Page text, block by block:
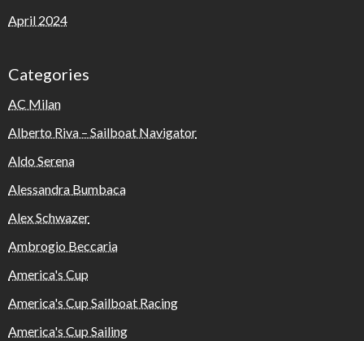
April 2024
Categories
AC Milan
Alberto Riva – Sailboat Navigator
Aldo Serena
Alessandra Bumbaca
Alex Schwazer
Ambrogio Beccaria
America's Cup
America's Cup Sailboat Racing
America's Cup Sailing